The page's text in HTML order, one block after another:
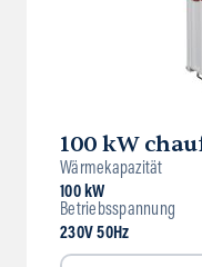
100 kW
Wärmekapazität
100 kW
Betriebsspannung
230V 50Hz